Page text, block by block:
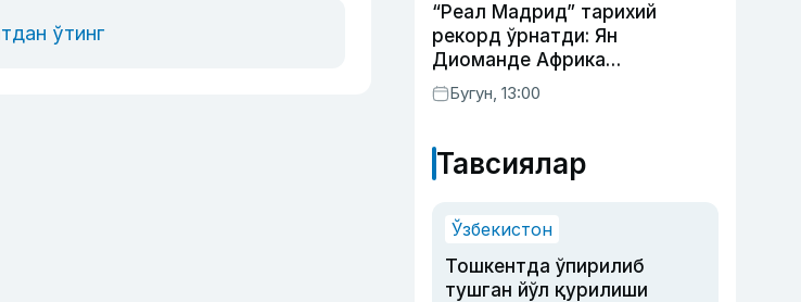
ўтинг
“Реал Мадрид” тарихий
рекорд ўрнатди: Ян
Диоманде Африка
футболидаги энг қиммат
трансферга айланди
Бугун, 13:00
Тавсиялар
Ўзбекистон
Тошкентда ўпирилиб
тушган йўл қурилиши